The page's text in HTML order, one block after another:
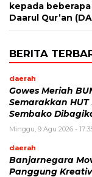
kepada
Daarul Qur’an
BERITA
daerah
Gowes Meriah
Semarakkan HUT
Sembako
Minggu, 9 Agu 2026 -
daerah
Banjarnegara
Panggung